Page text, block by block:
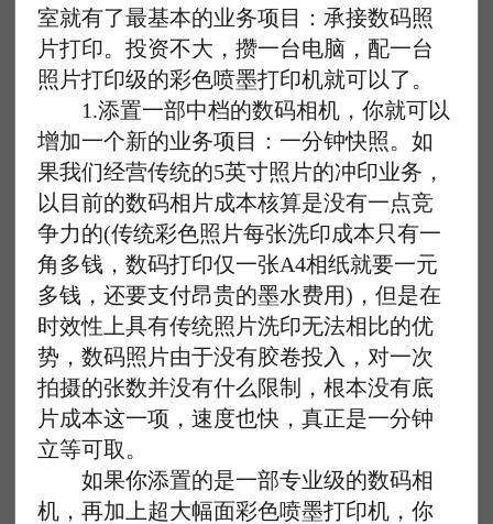
室就有了最基本的业务项目：承接数码照
片打印。投资不大，攒一台电脑，配一台
照片打印级的彩色喷墨打印机就可以了。
1.添置一部中档的数码相机，你就可以
增加一个新的业务项目：一分钟快照。如
果我们经营传统的5英寸照片的冲印业务，
以目前的数码相片成本核算是没有一点竞
争力的(传统彩色照片每张洗印成本只有一
角多钱，数码打印仅一张A4相纸就要一元
多钱，还要支付昂贵的墨水费用)，但是在
时效性上具有传统照片洗印无法相比的优
势，数码照片由于没有胶卷投入，对一次
拍摄的张数并没有什么限制，根本没有底
片成本这一项，速度也快，真正是一分钟
立等可取。
如果你添置的是一部专业级的数码相
机，再加上超大幅面彩色喷墨打印机，你